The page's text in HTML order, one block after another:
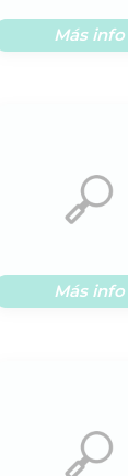
Más info
Más info